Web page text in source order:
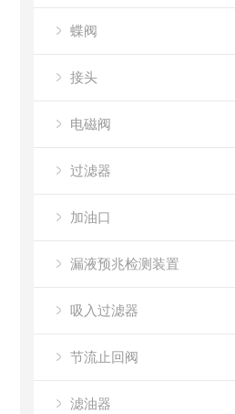
蝶阀
接头
电磁阀
过滤器
加油口
漏液预兆检测装置
吸入过滤器
节流止回阀
滤油器